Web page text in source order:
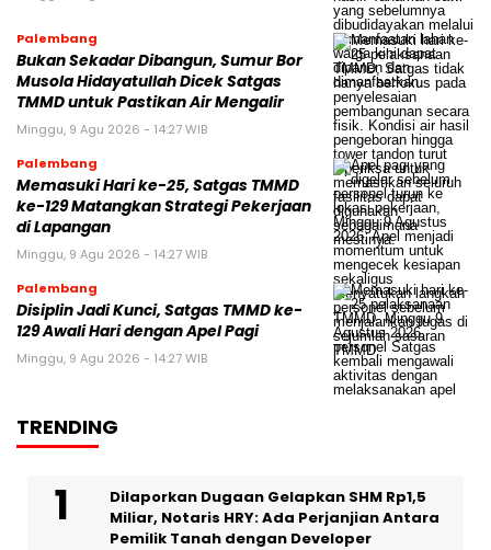
Palembang
Bukan Sekadar Dibangun, Sumur Bor
Musola Hidayatullah Dicek Satgas
TMMD untuk Pastikan Air Mengalir
Minggu, 9 Agu 2026 - 14:27 WIB
Palembang
Memasuki Hari ke-25, Satgas TMMD
ke-129 Matangkan Strategi Pekerjaan
di Lapangan
Minggu, 9 Agu 2026 - 14:27 WIB
Palembang
Disiplin Jadi Kunci, Satgas TMMD ke-
129 Awali Hari dengan Apel Pagi
Minggu, 9 Agu 2026 - 14:27 WIB
TRENDING
Dilaporkan Dugaan Gelapkan SHM Rp1,5
Miliar, Notaris HRY: Ada Perjanjian Antara
Pemilik Tanah dengan Developer